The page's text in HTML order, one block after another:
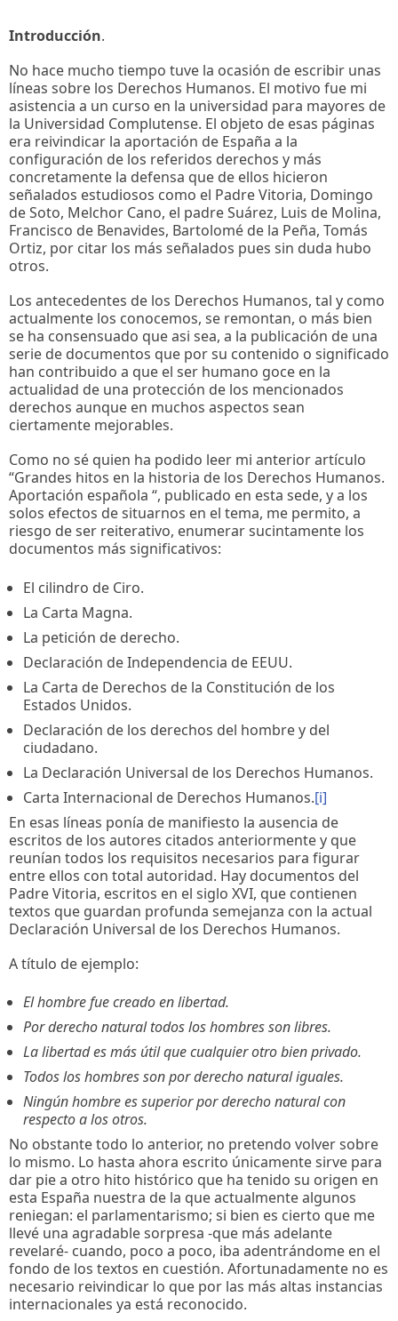
Introducción.
No hace mucho tiempo tuve la ocasión de escribir unas
líneas sobre los Derechos Humanos. El motivo fue mi
asistencia a un curso en la universidad para mayores de
la Universidad Complutense. El objeto de esas páginas
era reivindicar la aportación de España a la
configuración de los referidos derechos y más
concretamente la defensa que de ellos hicieron
señalados estudiosos como el Padre Vitoria, Domingo
de Soto, Melchor Cano, el padre Suárez, Luis de Molina,
Francisco de Benavides, Bartolomé de la Peña, Tomás
Ortiz, por citar los más señalados pues sin duda hubo
otros.
Los antecedentes de los Derechos Humanos, tal y como
actualmente los conocemos, se remontan, o más bien
se ha consensuado que asi sea, a la publicación de una
serie de documentos que por su contenido o significado
han contribuido a que el ser humano goce en la
actualidad de una protección de los mencionados
derechos aunque en muchos aspectos sean
ciertamente mejorables.
Como no sé quien ha podido leer mi anterior artículo
“Grandes hitos en la historia de los Derechos Humanos.
Aportación española “, publicado en esta sede, y a los
solos efectos de situarnos en el tema, me permito, a
riesgo de ser reiterativo, enumerar sucintamente los
documentos más significativos:
El cilindro de Ciro.
La Carta Magna.
La petición de derecho.
Declaración de Independencia de EEUU.
La Carta de Derechos de la Constitución de los
Estados Unidos.
Declaración de los derechos del hombre y del
ciudadano.
La Declaración Universal de los Derechos Humanos.
Carta Internacional de Derechos Humanos.[i]
En esas líneas ponía de manifiesto la ausencia de
escritos de los autores citados anteriormente y que
reunían todos los requisitos necesarios para figurar
entre ellos con total autoridad. Hay documentos del
Padre Vitoria, escritos en el siglo XVI, que contienen
textos que guardan profunda semejanza con la actual
Declaración Universal de los Derechos Humanos.
A título de ejemplo:
El hombre fue creado en libertad.
Por derecho natural todos los hombres son libres.
La libertad es más útil que cualquier otro bien privado.
Todos los hombres son por derecho natural iguales.
Ningún hombre es superior por derecho natural con
respecto a los otros.
No obstante todo lo anterior, no pretendo volver sobre
lo mismo. Lo hasta ahora escrito únicamente sirve para
dar pie a otro hito histórico que ha tenido su origen en
esta España nuestra de la que actualmente algunos
reniegan: el parlamentarismo; si bien es cierto que me
llevé una agradable sorpresa -que más adelante
revelaré- cuando, poco a poco, iba adentrándome en el
fondo de los textos en cuestión. Afortunadamente no es
necesario reivindicar lo que por las más altas instancias
internacionales ya está reconocido.